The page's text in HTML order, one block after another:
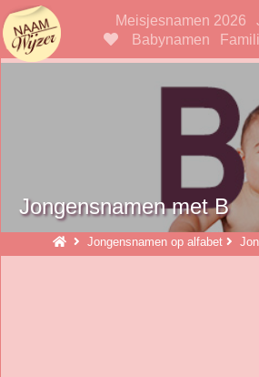
NaamwijzerMeisjesnamen 2026
Babynamen
Jongensnamen met B
Jongensnamen op alfabet